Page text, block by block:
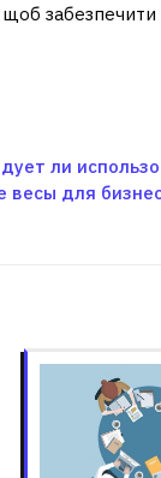
щоб
ли
весы для